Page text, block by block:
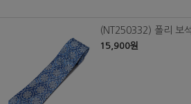
(NT250332) 폴리 보
15,900원